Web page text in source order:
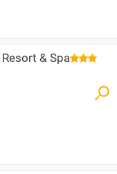
& Spa